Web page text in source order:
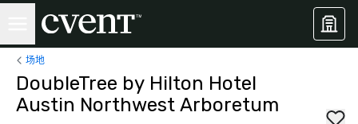
场地
DoubleTree by Hilton Hotel
Austin Northwest Arboretum